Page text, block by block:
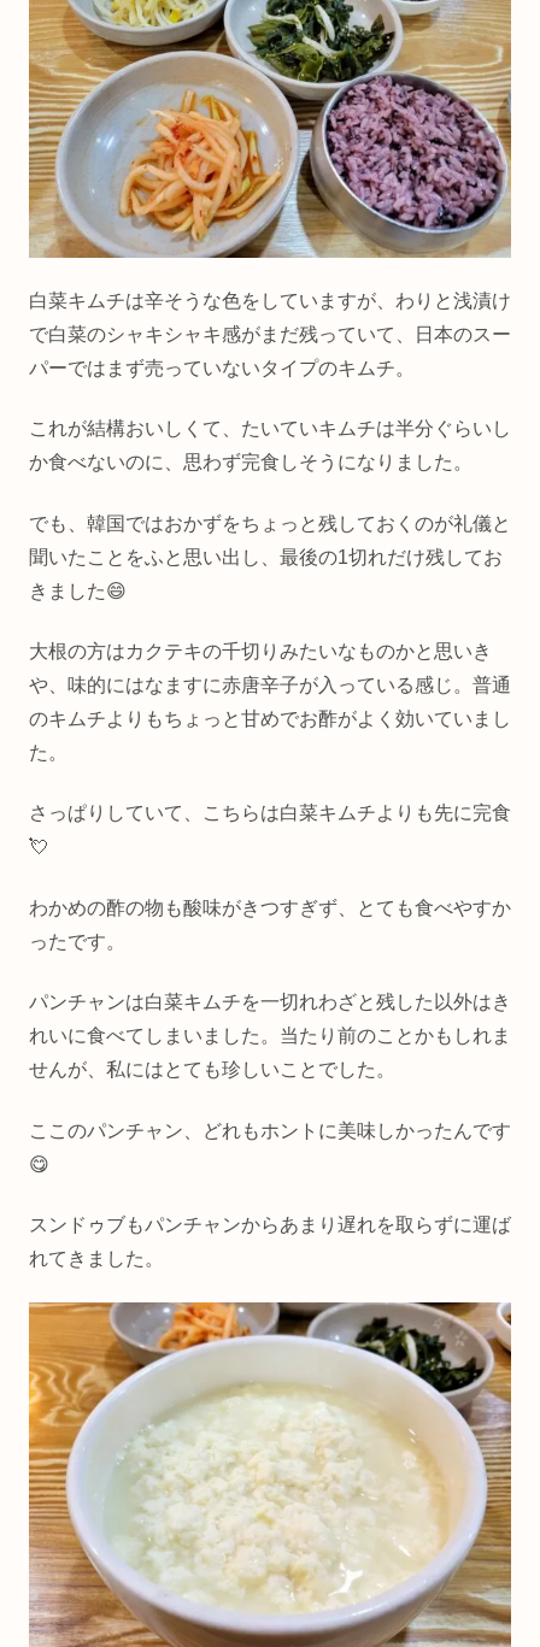
白菜キムチは辛そうな色をしていますが、わりと浅漬け
で白菜のシャキシャキ感がまだ残っていて、日本のスー
パーではまず売っていないタイプのキムチ。
これが結構おいしくて、たいていキムチは半分ぐらいし
か食べないのに、思わず完食しそうになりました。
でも、韓国ではおかずをちょっと残しておくのが礼儀と
聞いたことをふと思い出し、最後の1切れだけ残してお
きました😄
大根の方はカクテキの千切りみたいなものかと思いき
や、味的にはなますに赤唐辛子が入っている感じ。普通
のキムチよりもちょっと甘めでお酢がよく効いていまし
た。
さっぱりしていて、こちらは白菜キムチよりも先に完食
💘
わかめの酢の物も酸味がきつすぎず、とても食べやすか
ったです。
パンチャンは白菜キムチを一切れわざと残した以外はき
れいに食べてしまいました。当たり前のことかもしれま
せんが、私にはとても珍しいことでした。
ここのパンチャン、どれもホントに美味しかったんです
😋
スンドゥブもパンチャンからあまり遅れを取らずに運ば
れてきました。